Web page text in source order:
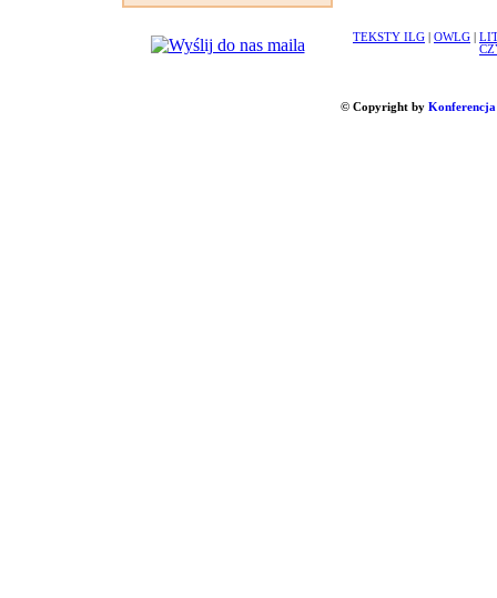
TEKSTY ILG OWLG
© Copyright by Konferencja